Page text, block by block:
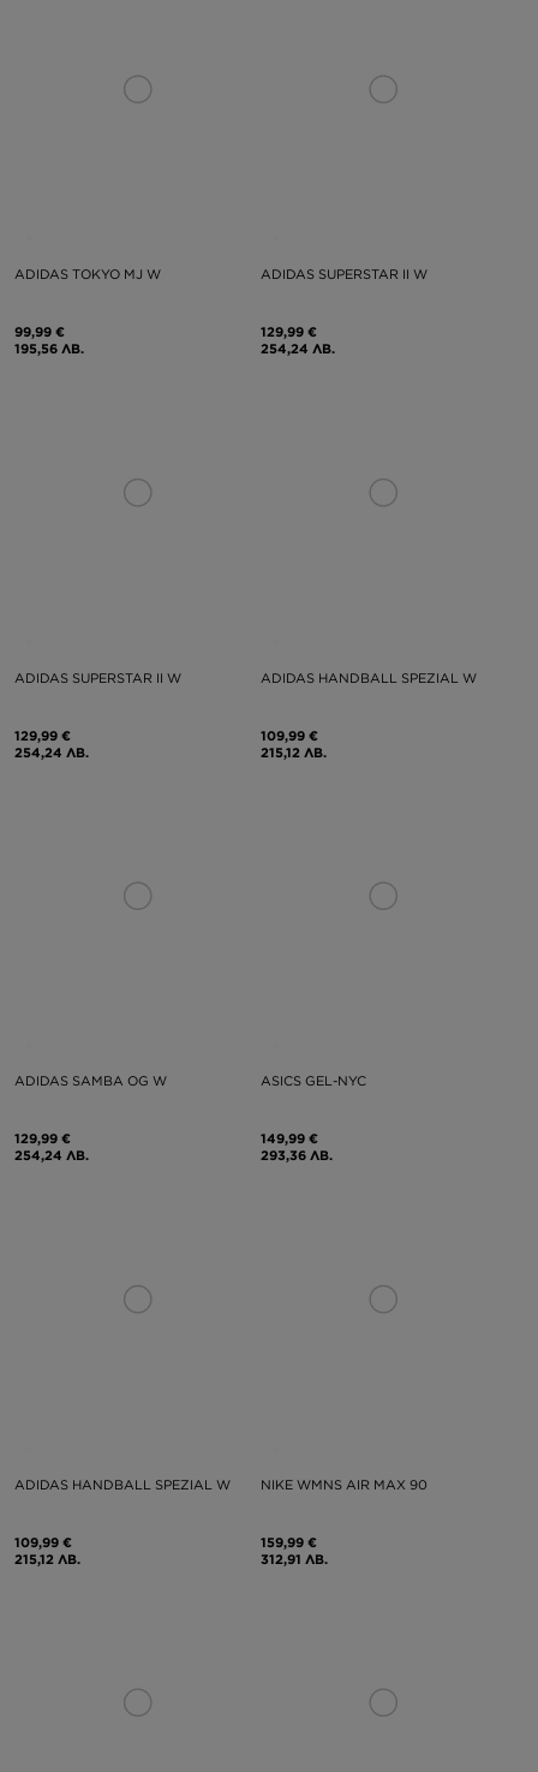
ADIDAS TOKYO MJ W
99,99 €
195,56 ЛВ.
ADIDAS SUPERSTAR II W
129,99 €
254,24 ЛВ.
ADIDAS SUPERSTAR II W
129,99 €
254,24 ЛВ.
ADIDAS HANDBALL SPEZIAL W
109,99 €
215,12 ЛВ.
ADIDAS SAMBA OG W
129,99 €
254,24 ЛВ.
ASICS GEL-NYC
149,99 €
293,36 ЛВ.
ADIDAS HANDBALL SPEZIAL W
109,99 €
215,12 ЛВ.
NIKE WMNS AIR MAX 90
159,99 €
312,91 ЛВ.